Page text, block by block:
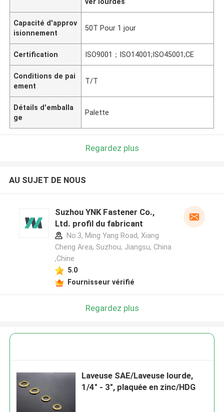
Capacité d'approv
isionnement
50T Pour 1 jour
Certification ISO9001；ISO14001;ISO45001;CE
Conditions de pai
ement
T/T
Détails d'emballa
ge
Palette
Regardez plus
AU SUJET DE NOUS
Suzhou YNK Fastener Co.,
Ltd. profil du fabricant
No.3, Ming Yang Road, Xiang
Cheng Area, Suzhou, Jiangsu, China
,Chine
5.0
Fournisseur vérifié
Regardez plus
Laveuse SAE/Laveuse lourde,
1/4" - 3", plaquée en zinc/HDG